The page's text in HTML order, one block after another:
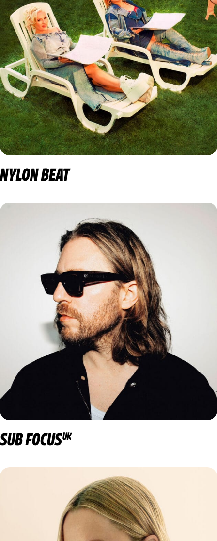
NYLON BEAT
SUB FOCUSUK